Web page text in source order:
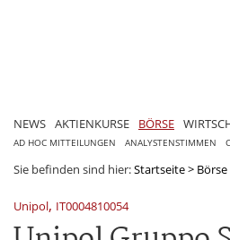
NEWS AKTIENKURSE BÖRSE
AD HOC MITTEILUNGEN ANALYSTENSTIMMEN
Sie befinden sind hier:Startseite> Börse
Unipol, IT0004810054